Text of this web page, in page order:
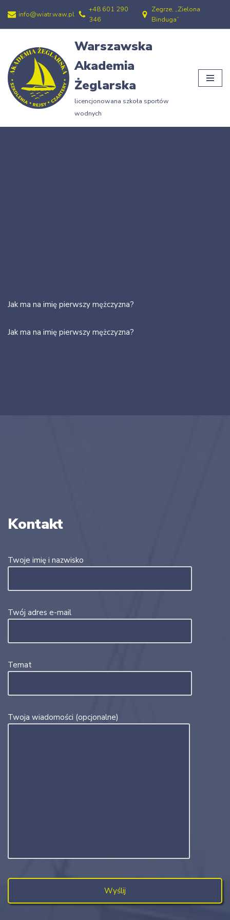
Przejdź
treści
info@wiatr.waw.pl
+48 601 290
346
Zegrze, „Zielona
Binduga”
Warszawska
Akademia
Żeglarska
licencjonowana szkoła sportów
wodnych
Jak ma na imię pierwszy mężczyzna?
Jak ma na imię pierwszy mężczyzna?
Kontakt
Twoje imię i nazwisko
Twój adres e-mail
Temat
Twoja wiadomości (opcjonalne)